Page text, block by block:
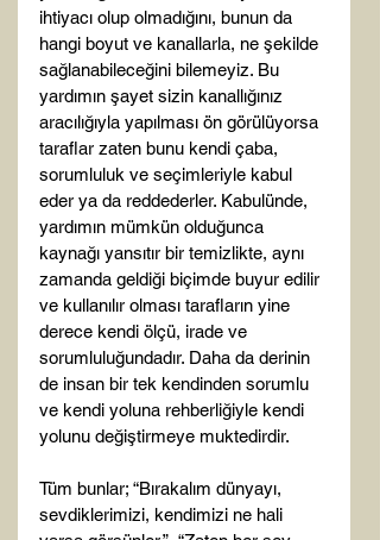
ihtiyacı olup olmadığını, bunun da
hangi boyut ve kanallarla, ne şekilde
sağlanabileceğini bilemeyiz. Bu
yardımın şayet sizin kanallığınız
aracılığıyla yapılması ön görülüyorsa
taraflar zaten bunu kendi çaba,
sorumluluk ve seçimleriyle kabul
eder ya da reddederler. Kabulünde,
yardımın mümkün olduğunca
kaynağı yansıtır bir temizlikte, aynı
zamanda geldiği biçimde buyur edilir
ve kullanılır olması tarafların yine
derece kendi ölçü, irade ve
sorumluluğundadır. Daha da derinin
de insan bir tek kendinden sorumlu
ve kendi yoluna rehberliğiyle kendi
yolunu değiştirmeye muktedirdir.
Tüm bunlar; “Bırakalım dünyayı,
sevdiklerimizi, kendimizi ne hali